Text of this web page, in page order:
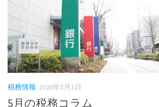
税務情報 2026年5月1日
5月の税務コラム